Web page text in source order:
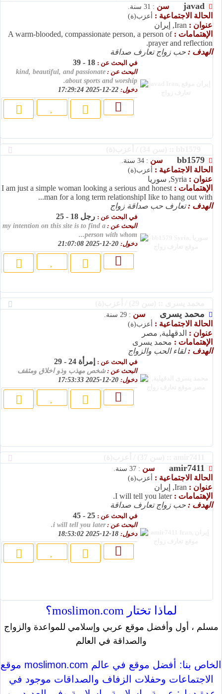
javad سن : 31 سنة.
الحالة الاجتماعية : أعزب(ة)
عنوان : Iran, إيران
الإهتمامات :A warm-blooded, compassionate person, a person of
prayer and reflection.
الهدف : حب زواج تعارف صداقة
في البحث عن :
البحث عن : kind, beautiful, and passionate
about sports and worship.
دخول:
bb1579 سن : 34 سنة.
الحالة الاجتماعية : أعزب(ة)
عنوان : Syria, سوريا
الإهتمامات : I am just a simple woman looking a serious and honest
man for a long term relationshipI like to hang out with...
الهدف :تعارف حب صداقة زواج
في البحث عن : رجل 18 - 25
البحث عن : my intention on this site is to find a
person with whom...
دخول:
محمد يسرى سن : 29 سنة.
الحالة الاجتماعية : أعزب(ة)
عنوان : الدقهلية, مصر
الإهتمامات : محمد يسرى
الهدف :لقاء الحب والزواج
في البحث عن : إمرأة 24 - 29
البحث عن :شخص مهذب وذو اخلاق ومثقف
دخول:
amir7411 سن : 37 سنة.
الحالة الاجتماعية : أعزب(ة)
عنوان : Iran, إيران
الإهتمامات :I will tell you later.
الهدف : حب زواج تعارف صداقة
في البحث عن :
البحث عن :i will tell you later.
دخول:
لماذا تختار moslimon.com؟
مسلم ، أول وأفضل موقع عربي وإسلامي للمواعدة والزواج
والصداقة في العالم
موقع moslimon.com الخاص بنا: أفضل موقع في عالم
الاجتماعات وحفلات الزفاف والصداقات موجود في